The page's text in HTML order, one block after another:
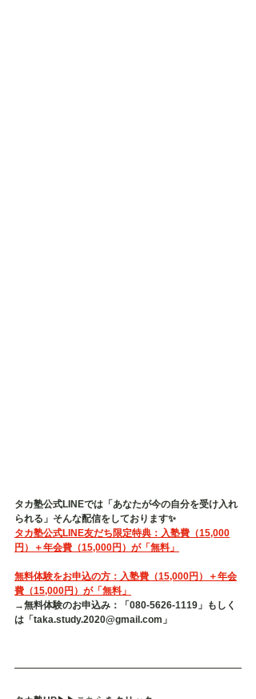
タカ塾公式LINEでは「あなたが今の自分を受け入れ
られる」そんな配信をしております✨
タカ塾公式LINE友だち限定特典：入塾費（15,000
円）＋年会費（15,000円）が「無料」
無料体験をお申込の方：入塾費（15,000円）＋年会
費（15,000円）が「無料」
→無料体験のお申込み：「080-5626-1119」もしく
は「taka.study.2020@gmail.com」